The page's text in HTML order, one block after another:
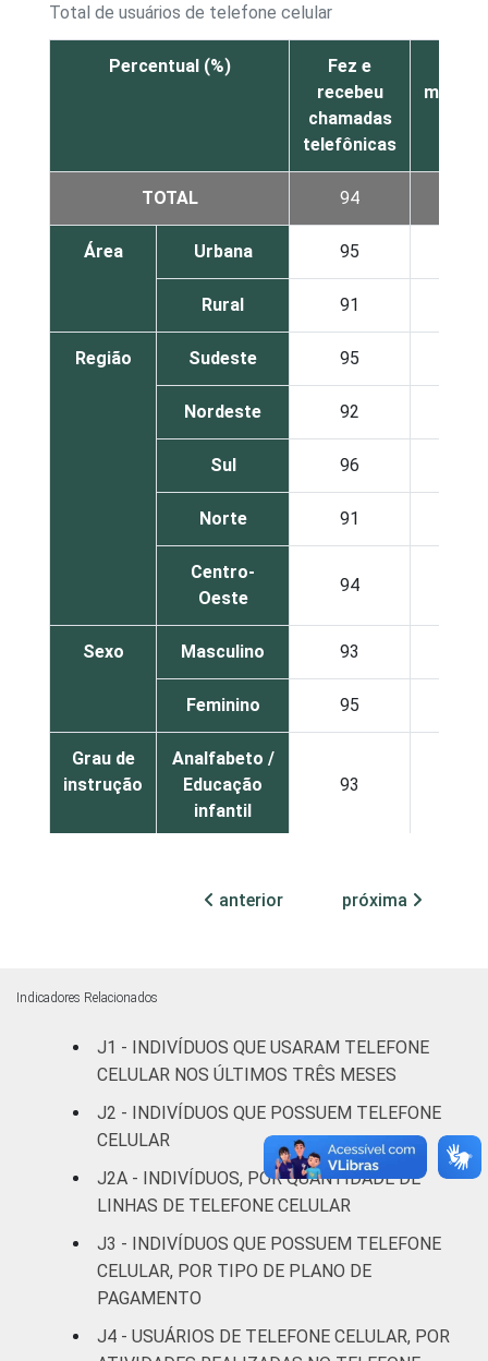
Total de usuários de telefone celular
Percentual (%)
Fez e
recebeu
chamadas
telefônicas
TOTAL 94
Área Urbana 95
Rural 91
Região Sudeste 95
Nordeste 92
Sul 96
Norte 91
Centro-
Oeste
94
Sexo Masculino 93
Feminino 95
Grau de
instrução
Analfabeto /
Educação
infantil
93
etária
anos
77
De 16 a 24
94
De 25 a 34
anos
97
De 35 a 44
96
De 45 a 59
97
anterior próxima
Indicadores Relacionados
J1 - INDIVÍDUOS QUE USARAM TELEFONE
CELULAR NOS ÚLTIMOS TRÊS MESES
J2 - INDIVÍDUOS QUE POSSUEM TELEFONE
CELULAR
J2A - INDIVÍDUOS, POR QUANTIDADE DE
LINHAS DE TELEFONE CELULAR
J3 - INDIVÍDUOS QUE POSSUEM TELEFONE
CELULAR, POR TIPO DE PLANO DE
PAGAMENTO
J4 - USUÁRIOS DE TELEFONE CELULAR, POR